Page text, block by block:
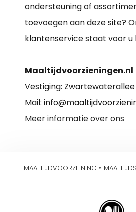
ondersteuning of
toevoegen aan deze site?
klantenservice staat voor u
Maaltijdvoorzieningen.nl
Vestiging: Zwartewaterallee
Mail:
Meer informatie over ons
MAALTIJDVOORZIENING »